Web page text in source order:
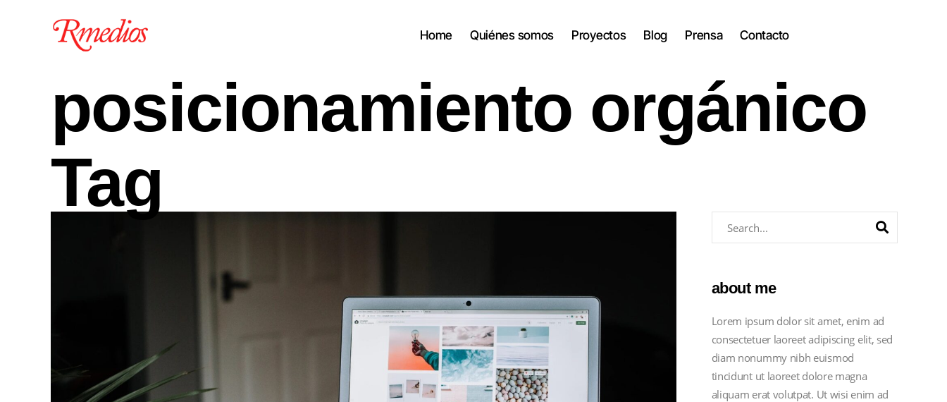
Home Quiénes somos Proyectos Blog Prensa Contacto
posicionamiento orgánico
Tag
about me
Lorem ipsum dolor sit amet, enim ad
consectetuer laoreet adipiscing elit, sed
diam nonummy nibh euismod
tincidunt ut laoreet dolore magna
aliquam erat volutpat. Ut wisi enim ad